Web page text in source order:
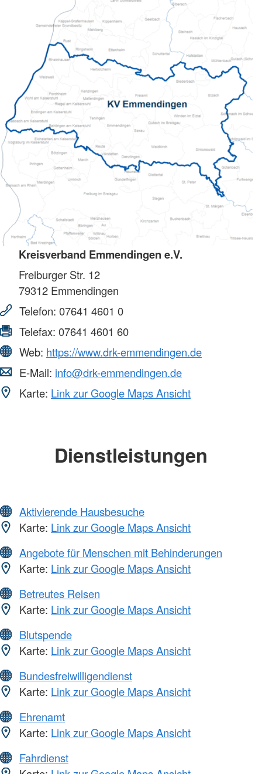
Kreisverband Emmendingen e.V.
Freiburger Str. 12
79312 Emmendingen
Telefon: 07641 4601 0
Telefax: 07641 4601 60
Web: https://www.drk-emmendingen.de
E-Mail: info@drk-emmendingen.de
Karte: Link zur Google Maps Ansicht
Dienstleistungen
Aktivierende Hausbesuche
Karte: Link zur Google Maps Ansicht
Angebote für Menschen mit Behinderungen
Karte: Link zur Google Maps Ansicht
Betreutes Reisen
Karte: Link zur Google Maps Ansicht
Blutspende
Karte: Link zur Google Maps Ansicht
Bundesfreiwilligendienst
Karte: Link zur Google Maps Ansicht
Ehrenamt
Karte: Link zur Google Maps Ansicht
Fahrdienst